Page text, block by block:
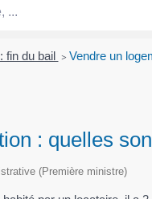
fin du bail > Vendre un
: quelles
(Première ministre)